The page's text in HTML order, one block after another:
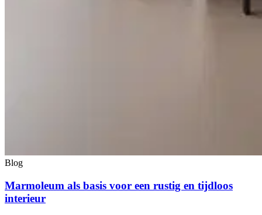
Blog
Marmoleum als basis voor een rustig en tijdloos
interieur